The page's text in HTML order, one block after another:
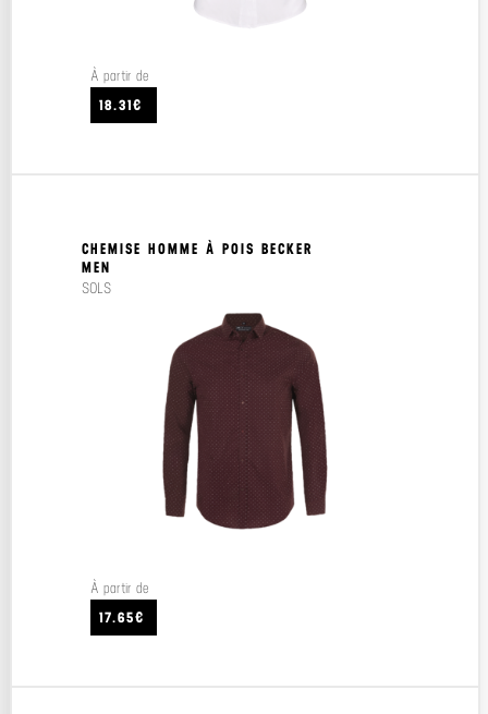
À partir de
18.31€
CHEMISE HOMME À POIS BECKER
MEN
SOLS
À partir de
17.65€